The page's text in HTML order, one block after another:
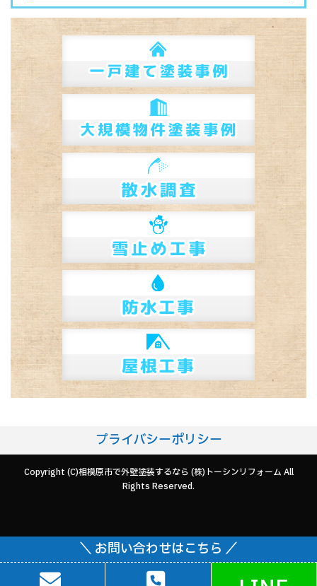
プライバシーポリシー
Copyright (C)相模原市で外壁塗装するなら (株)トーシンリフォーム All
Rights Reserved.
＼ お問い合わせはこちら ／